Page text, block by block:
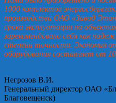
1000 комплектов
производства ОАО «Завод
срока эксплуатации на
зарекомендовало себя как
степени точности. Экономия
оборудования составляет от
Негрозов В.И.
Генеральный директор ОАО
Благовещенск)